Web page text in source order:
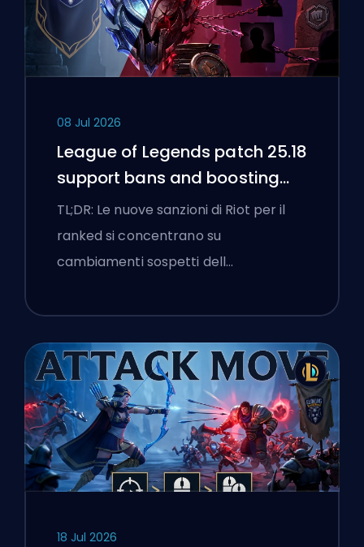
08 Jul 2026
League of Legends patch 25.18
support bans and boosting
flags
TL;DR: Le nuove sanzioni di Riot per il
ranked si concentrano su
cambiamenti sospetti dell…
18 Jul 2026